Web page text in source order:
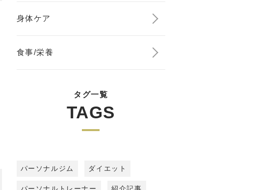
身体ケア
食事/栄養
タグ一覧
TAGS
パーソナルジム ダイエット